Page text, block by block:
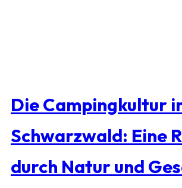
Die Campingkultur
Schwarzwald: Eine
durch Natur und